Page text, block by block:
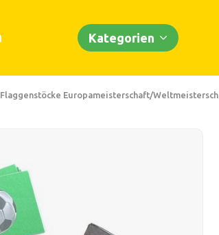
Kategorien
Flaggenstöcke Europameisterschaft/